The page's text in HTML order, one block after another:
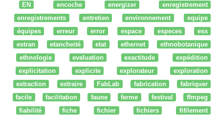
EN
encoche energizer
enregistrement
enregistrements
entretien environnement
equipe
équipes
erreur error espace especes
ess
estran
etancheité etat ethernet
ethnobotanique
ethnologie
evaluation exactitude
expédition
explicitation
explicite explorateur
exploration
extraction
extraire FabLab fabrication
fabriquer
facile
facilitation faune ferme festival
ffmpeg
fiabilité
fiche fichier fichiers
fifilement